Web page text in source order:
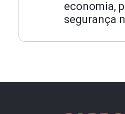
economia,
segurança